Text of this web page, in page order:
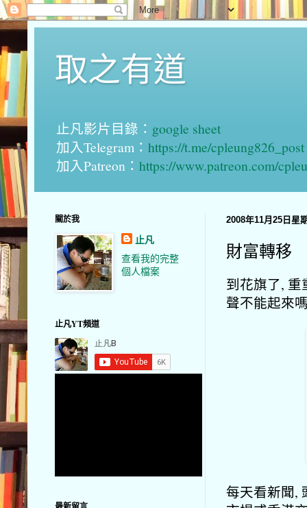
取之有道
止凡影片目錄： google sheet
加入Telegram： https://t.me/cpleung826_post
加入Patreon： https://www.patreon.com/
2008年11月25日星
財富轉移
到花旗了,
聲不能起來
每天看新聞,
關於我
止凡
查看我的完整
個人檔案
止凡YT頻道